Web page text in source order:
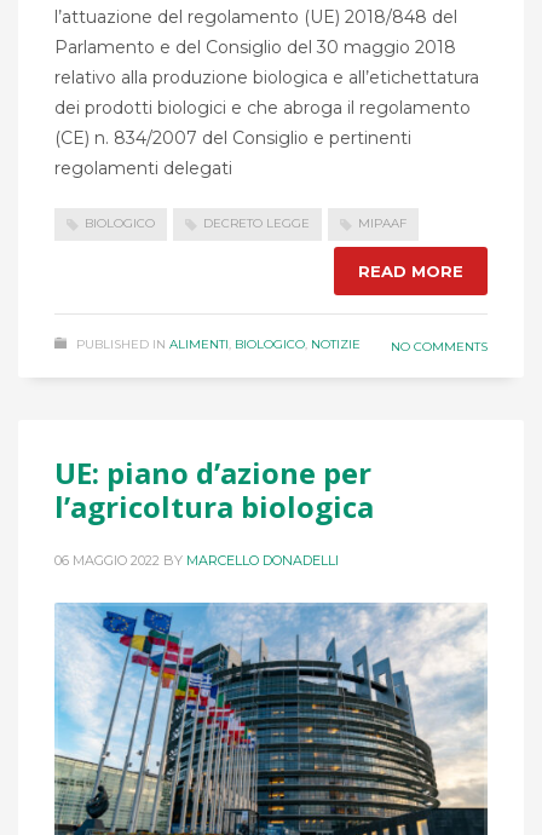
l’attuazione del regolamento (UE) 2018/848 del
Parlamento e del Consiglio del 30 maggio 2018
relativo alla produzione biologica e all’etichettatura
dei prodotti biologici e che abroga il regolamento
(CE) n. 834/2007 del Consiglio e pertinenti
regolamenti delegati
BIOLOGICO DECRETO LEGGE MIPAAF
READ MORE
PUBLISHED IN ALIMENTI, BIOLOGICO, NOTIZIE NO COMMENTS
UE: piano d’azione per
l’agricoltura biologica
06 MAGGIO 2022 BY MARCELLO DONADELLI